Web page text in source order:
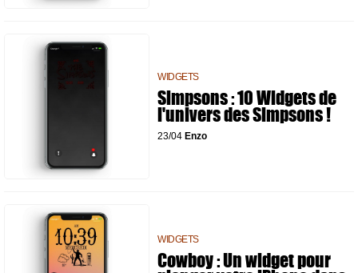
WIDGETS
Simpsons : 10 Widgets de
l'univers des Simpsons !
23/04 Enzo
WIDGETS
Cowboy : Un widget pour